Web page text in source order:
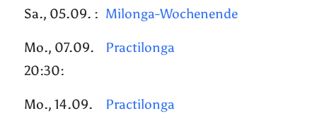
Sa., 05.09. : Milonga-Wochenende
Mo., 07.09.
20:30:
Practilonga
Mo., 14.09.
Practilonga